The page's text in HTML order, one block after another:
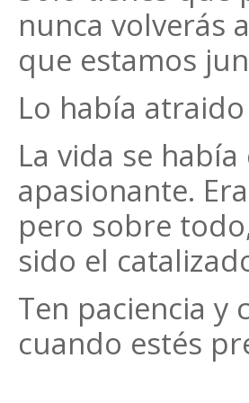
nunca volverás
que estamos
Lo había
La vida se
apasionante.
pero sobre
sido el
Ten paciencia
cuando estés